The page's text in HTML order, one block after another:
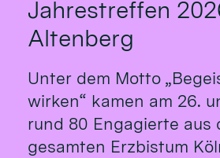
Jahrestreffen
Altenberg
Unter dem Motto
wirken“ kamen am 26.
rund 80 Engagierte aus
gesamten Erzbistum